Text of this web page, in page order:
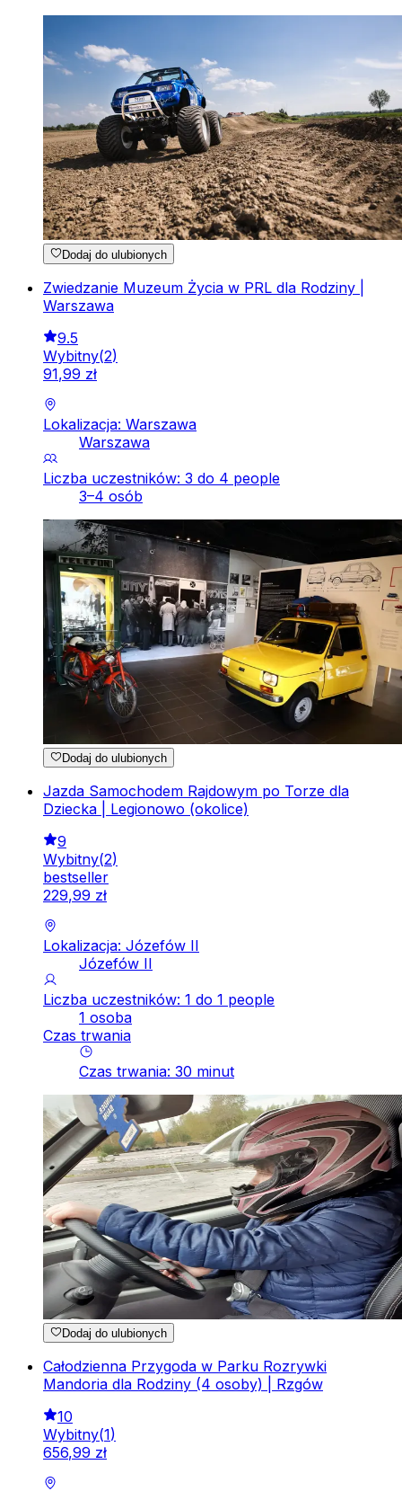
Dodaj do ulubionych
Zwiedzanie Muzeum Życia w PRL dla Rodziny |
Warszawa
9.5
Wybitny(2)
91,99 zł
Lokalizacja: Warszawa
Warszawa
Liczba uczestników: 3 do 4 people
3–4 osób
Dodaj do ulubionych
Jazda Samochodem Rajdowym po Torze dla
Dziecka | Legionowo (okolice)
9
Wybitny(2)
bestseller
229,99 zł
Lokalizacja: Józefów II
Józefów II
Liczba uczestników: 1 do 1 people
1 osoba
Czas trwania
Czas trwania: 30 minut
Dodaj do ulubionych
Całodzienna Przygoda w Parku Rozrywki
Mandoria dla Rodziny (4 osoby) | Rzgów
10
Wybitny(1)
656,99 zł